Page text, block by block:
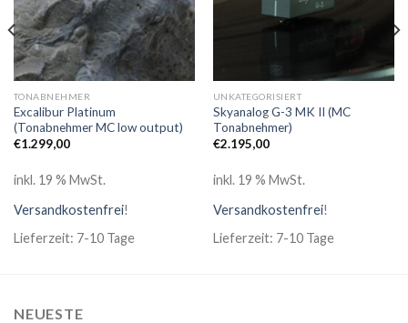
TONABNEHMER
Excalibur Platinum
(Tonabnehmer MC low output)
€1.299,00
inkl. 19 % MwSt.
Versandkostenfrei!
Lieferzeit: 7-10 Tage
UNKATEGORISIERT
Skyanalog G-3 MK II (MC
Tonabnehmer)
€2.195,00
inkl. 19 % MwSt.
Versandkostenfrei!
Lieferzeit: 7-10 Tage
NEUESTE